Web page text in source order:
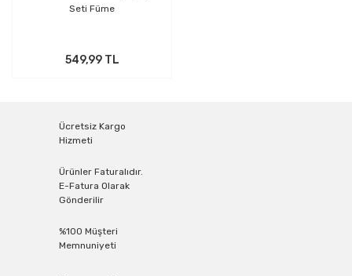
Seti Füme
549,99 TL
Ücretsiz Kargo
Hizmeti
Ürünler Faturalıdır.
E-Fatura Olarak
Gönderilir
%100 Müşteri
Memnuniyeti